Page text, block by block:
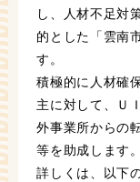
し、人材不足対
的とした「雲南
す。
積極的に人材確
主に対して、Ｕ
外事業所からの
等を助成します。
詳しくは、以下